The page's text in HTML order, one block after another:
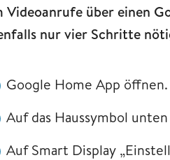
Videoanrufe über einen
nur vier Schritte
Google Home App öffnen.
Auf das Haussymbol
Auf Smart Display